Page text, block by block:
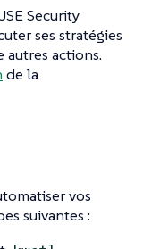
Security
ses stratégies
actions.
de la
vos
suivantes :